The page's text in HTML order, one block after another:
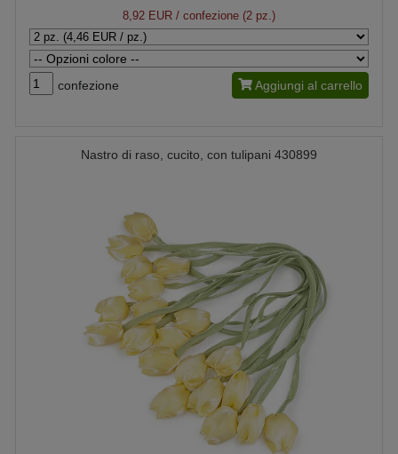
8,92 EUR / confezione (2 pz.)
confezione Aggiungi al carrello
Nastro di raso, cucito, con tulipani 430899